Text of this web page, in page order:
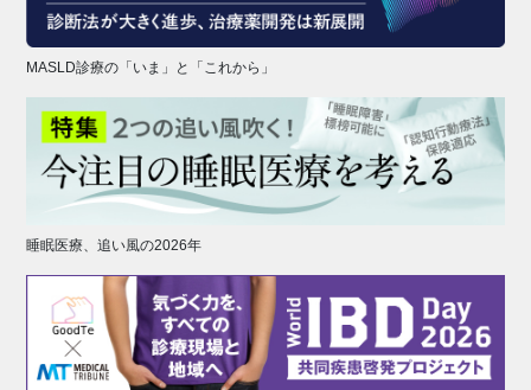
MASLD診療の「いま」と「これから」
睡眠医療、追い風の2026年